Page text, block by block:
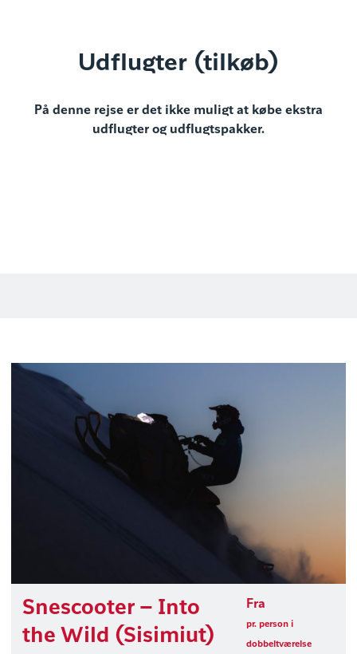
Udflugter (tilkøb)
På denne rejse er det ikke muligt at købe ekstra
udflugter og udflugtspakker.
Snescooter – Into
the Wild (Sisimiut)
Fra
pr. person i
dobbeltværelse